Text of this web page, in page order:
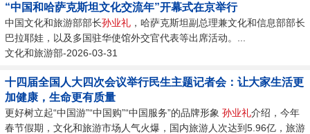
“中国和哈萨克斯坦文化交流年”开幕式在京举行
中国文化和旅游部部长孙业礼 ，哈萨克斯坦副总理兼文化和信息部部长
巴拉耶娃，以及多国驻华使馆外交官代表等出席活动。...
文化和旅游部-2026-03-31
十四届全国人大四次会议举行民生主题记者会：让大家生活更
加健康，生命更有质量
更好树立起“中国游”“中国购”“中国服务”的品牌形象 孙业礼介绍，今年
春节假期，文化和旅游市场人气火爆，国内旅游人次达到5.96亿，旅游